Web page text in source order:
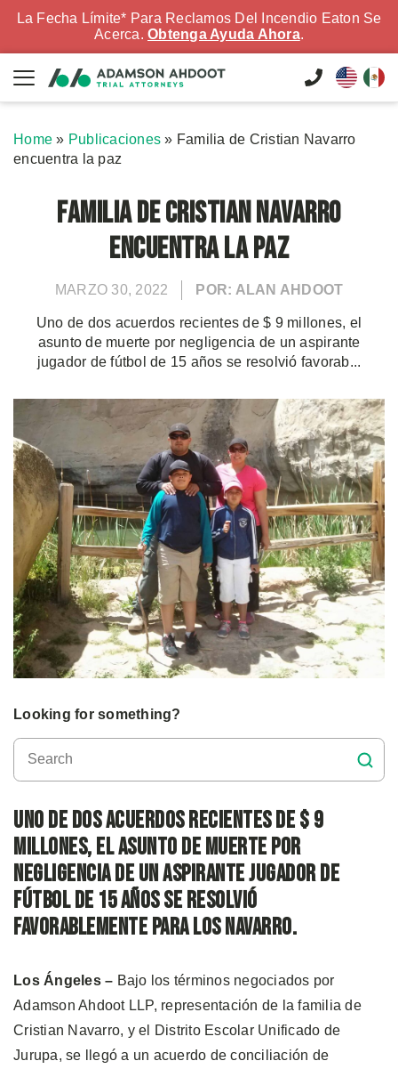
La Fecha Límite* Para Reclamos Del Incendio Eaton Se
Acerca. Obtenga Ayuda Ahora.
Home » Publicaciones » Familia de Cristian Navarro
encuentra la paz
Familia de Cristian Navarro
encuentra la paz
MARZO 30, 2022 POR: ALAN AHDOOT
Uno de dos acuerdos recientes de $ 9 millones, el
asunto de muerte por negligencia de un aspirante
jugador de fútbol de 15 años se resolvió favorab...
Looking for something?
Uno de dos acuerdos recientes de $ 9
millones, el asunto de muerte por
negligencia de un aspirante jugador de
fútbol de 15 años se resolvió
favorablemente para los Navarro.
Los Ángeles – Bajo los términos negociados por
Adamson Ahdoot LLP, representación de la familia de
Cristian Navarro, y el Distrito Escolar Unificado de
Jurupa, se llegó a un acuerdo de conciliación de